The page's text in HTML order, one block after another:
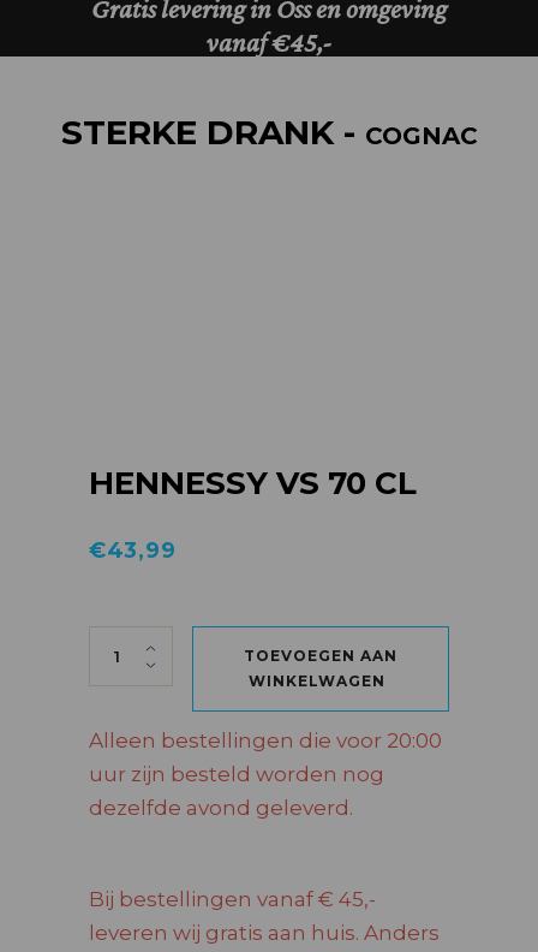
STERKE DRANK - COGNAC
HENNESSY VS 70 CL
€43,99
HENNESSY VS 70 CL quantity
TOEVOEGEN AAN
WINKELWAGEN
Alleen bestellingen die voor 20:00
uur zijn besteld worden nog
dezelfde avond geleverd.
Bij bestellingen vanaf € 45,-
leveren wij gratis aan huis. Anders